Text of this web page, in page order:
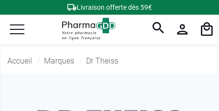
Livraison offerte dès 59€
Accueil Marques Dr Theiss